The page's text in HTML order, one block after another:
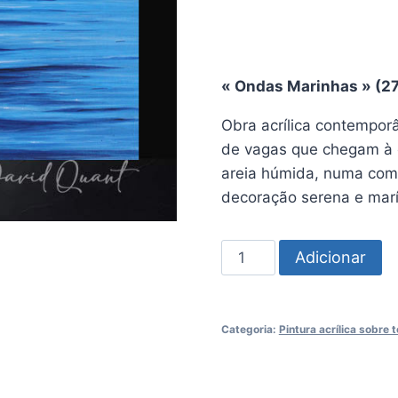
« Ondas Marinhas »
Obra acrílica
de vagas que chegam
areia húmida, numa
decoração serena e
Quantidade
de
«
Adicionar
Categoria: Pintura acrílica sobre